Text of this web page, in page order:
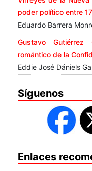
poder político entre
Eduardo Barrera
Gustavo Gutiérrez
romántico de la
Eddie José Dániels
Síguenos
Enlaces